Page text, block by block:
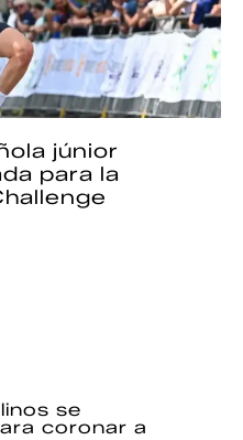
júnior
para la
se
coronar a